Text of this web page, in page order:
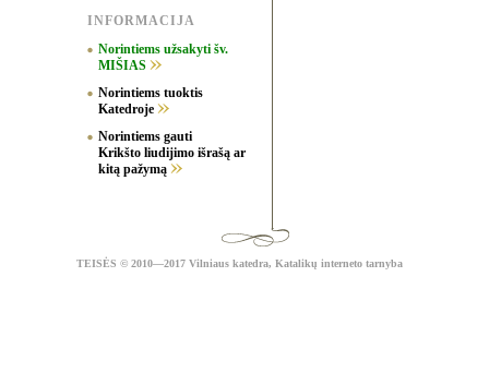
INFORMACIJA
Norintiems užsakyti šv.
MIŠIAS
Norintiems tuoktis
Katedroje
Norintiems gauti
Krikšto liudijimo išrašą ar
kitą pažymą
TEISĖS © 2010—2017 Vilniaus katedra, Katalikų interneto tarnyba